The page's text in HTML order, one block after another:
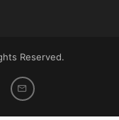
Reserved.